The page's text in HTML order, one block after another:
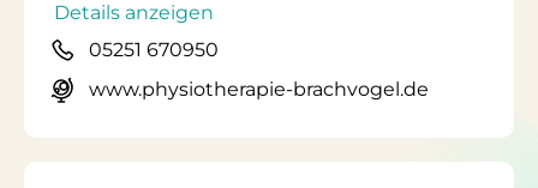
Details anzeigen
05251 670950
www.physiotherapie-brachvogel.de